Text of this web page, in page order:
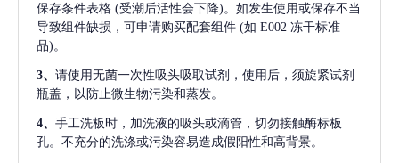
保存条件表格 (受潮后活性会下降)。如发生使用或保存不当
导致组件缺损，可申请购买配套组件 (如 E002 冻干标准
品)。
3、 请使用无菌一次性吸头吸取试剂，使用后，须旋紧试剂
瓶盖，以防止微生物污染和蒸发。
4、 手工洗板时，加洗液的吸头或滴管，切勿接触酶标板
孔。不充分的洗涤或污染容易造成假阳性和高背景。